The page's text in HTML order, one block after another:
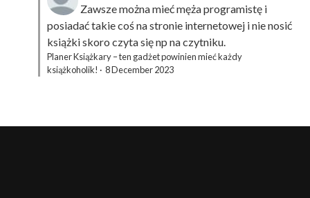
Zawsze można mieć męża programistę i
posiadać takie coś na stronie internetowej i nie nosić
książki skoro czyta się np na czytniku.
Planer Książkary – ten gadżet powinien mieć każdy
książkoholik! · 8 December 2023